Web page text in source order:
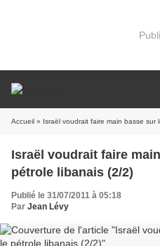
Accueil » Israël voudrait faire main basse sur
Israël voudrait faire
pétrole libanais (2/2)
Publié le 31/07/2011 à 05:18
Par Jean Lévy